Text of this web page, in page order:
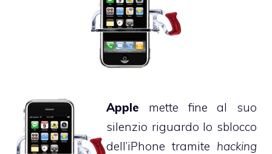
Apple mette fine al suo
silenzio riguardo lo sblocco
dell’iPhone tramite hacking